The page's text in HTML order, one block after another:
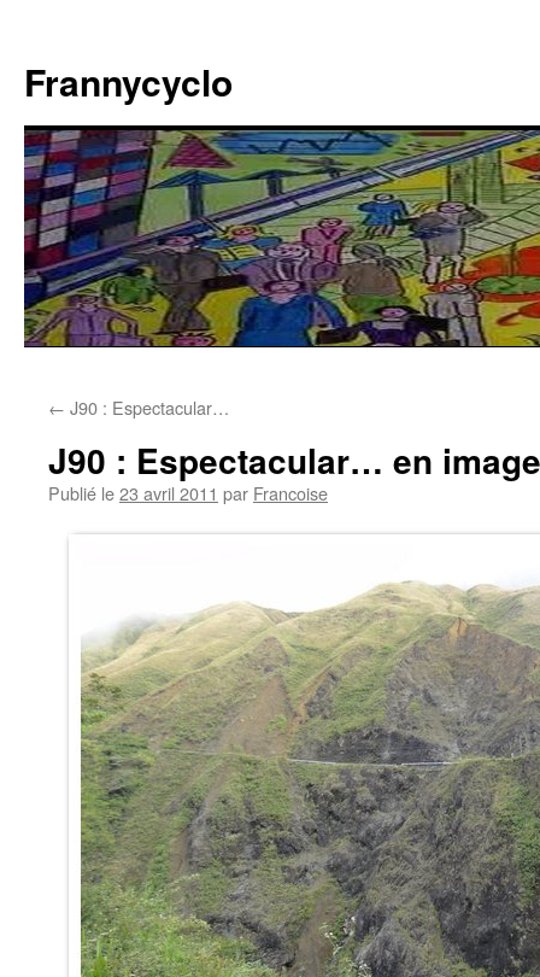
contenu
Frannycyclo
← J90 : Espectacular…
J90 : Espectacular… en
Publié le23 avril 2011 par Francoise